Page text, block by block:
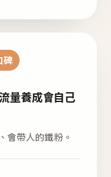
碑
量養成會自己
會帶人的鐵粉。